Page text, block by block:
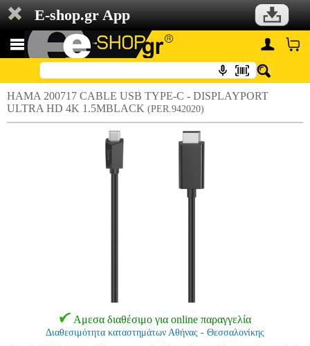
E-shop.gr App
HAMA 200717 CABLE USB TYPE-C - DISPLAYPORT
ULTRA HD 4K 1.5MBLACK (PER.942020)
Αμεσα διαθέσιμο για online παραγγελία
Διαθεσιμότητα καταστημάτων Αθήνας - Θεσσαλονίκης